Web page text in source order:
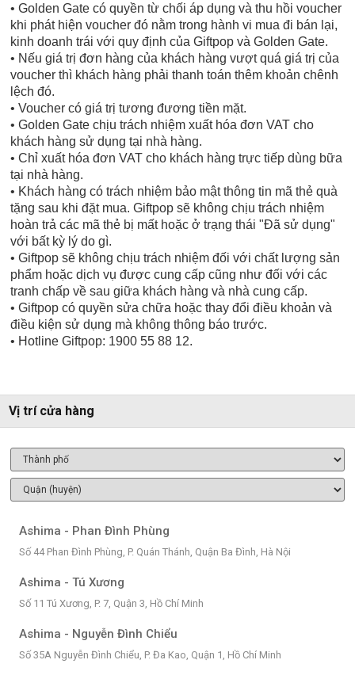
• Golden Gate có quyền từ chối áp dụng và thu hồi voucher
khi phát hiện voucher đó nằm trong hành vi mua đi bán lại,
kinh doanh trái với quy định của Giftpop và Golden Gate.
• Nếu giá trị đơn hàng của khách hàng vượt quá giá trị của
voucher thì khách hàng phải thanh toán thêm khoản chênh
lệch đó.
• Voucher có giá trị tương đương tiền mặt.
• Golden Gate chịu trách nhiệm xuất hóa đơn VAT cho
khách hàng sử dụng tại nhà hàng.
• Chỉ xuất hóa đơn VAT cho khách hàng trực tiếp dùng bữa
tại nhà hàng.
• Khách hàng có trách nhiệm bảo mật thông tin mã thẻ quà
tặng sau khi đặt mua. Giftpop sẽ không chịu trách nhiệm
hoàn trả các mã thẻ bị mất hoặc ở trạng thái "Đã sử dụng"
với bất kỳ lý do gì.
• Giftpop sẽ không chịu trách nhiệm đối với chất lượng sản
phẩm hoặc dịch vụ được cung cấp cũng như đối với các
tranh chấp về sau giữa khách hàng và nhà cung cấp.
• Giftpop có quyền sửa chữa hoặc thay đổi điều khoản và
điều kiện sử dụng mà không thông báo trước.
• Hotline Giftpop: 1900 55 88 12.
Vị trí cửa hàng
Ashima - Phan Đình Phùng
Số 44 Phan Đình Phùng, P. Quán Thánh, Quận Ba Đình, Hà Nội
Ashima - Tú Xương
Số 11 Tú Xương, P. 7, Quận 3, Hồ Chí Minh
Ashima - Nguyễn Đình Chiểu
Số 35A Nguyễn Đình Chiểu, P. Đa Kao, Quận 1, Hồ Chí Minh